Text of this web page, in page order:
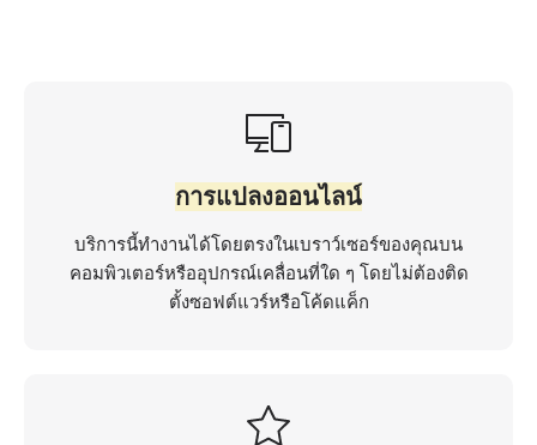
การแปลงออนไลน์
บริการนี้ทำงานได้โดยตรงในเบราว์เซอร์ของคุณบน
คอมพิวเตอร์หรืออุปกรณ์เคลื่อนที่ใด ๆ โดยไม่ต้องติด
ตั้งซอฟต์แวร์หรือโค้ดแค็ก